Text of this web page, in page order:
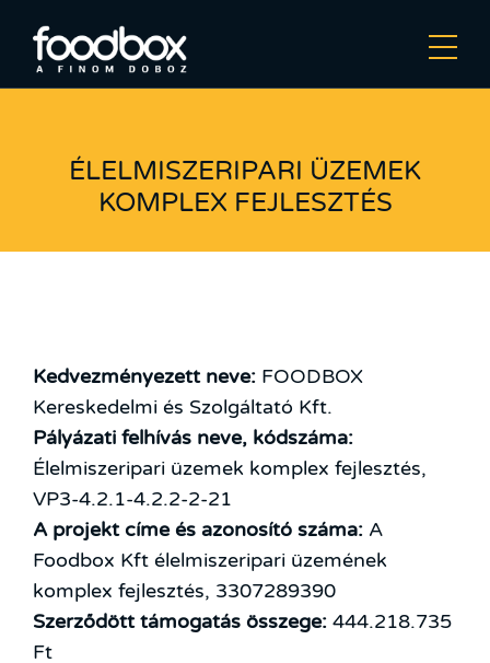
ÉLELMISZERIPARI ÜZEMEK
KOMPLEX FEJLESZTÉS
Kedvezményezett neve: FOODBOX
Kereskedelmi és Szolgáltató Kft.
Pályázati felhívás neve, kódszáma:
Élelmiszeripari üzemek komplex fejlesztés,
VP3-4.2.1-4.2.2-2-21
A projekt címe és azonosító száma: A
Foodbox Kft élelmiszeripari üzemének
komplex fejlesztés, 3307289390
Szerződött támogatás összege: 444.218.735
Ft